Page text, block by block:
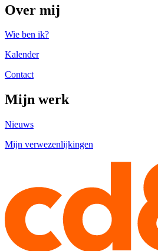
Over mij
Wie ben ik?
Kalender
Contact
Mijn werk
Nieuws
Mijn verwezenlijkingen